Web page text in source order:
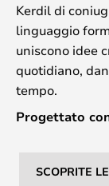
Kerdil di
linguaggio
uniscono idee
quotidiano,
tempo.
Progettato
SCOPRITE